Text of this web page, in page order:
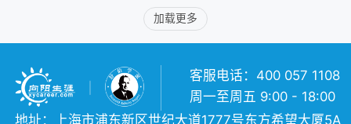
加载更多
客服电话：400 057 1108
周一至周五 9:00 - 18:00
地址：上海市浦东新区世纪大道1777号东方希望大厦5A